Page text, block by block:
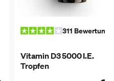
311
Vitamin D3 5000 I.E.
Tropfen